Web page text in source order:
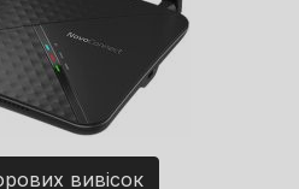
вивісок